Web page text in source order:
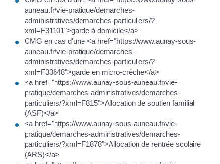
auneau.fr/vie-pratique/demarches-
administratives/demarches-particuliers/?
xml=F31101">garde à domicile</a>
CMG en cas d'une <a href="https://www.aunay-sous-
auneau.fr/vie-pratique/demarches-
administratives/demarches-particuliers/?
xml=F33648">garde en micro-crèche</a>
<a href="https://www.aunay-sous-auneau.fr/vie-
pratique/demarches-administratives/demarches-
particuliers/?xml=F815">Allocation de soutien familial
(ASF)</a>
<a href="https://www.aunay-sous-auneau.fr/vie-
pratique/demarches-administratives/demarches-
particuliers/?xml=F1878">Allocation de rentrée scolaire
(ARS)</a>